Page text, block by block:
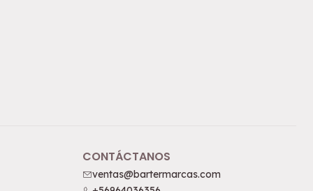
CONTÁCTANOS
ventas@bartermarcas.com